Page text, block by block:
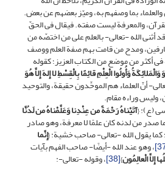
بما وصفهم به، ومیّز بعضهم عن بعض.
والمعرفة لیست صفته. فیقال فی الحقّ
أثنى الله -تعالى- بالعلم على من اختصّه من
ومدح من قامت بهم صفة العلم ووصف
أکثر من موضع من الکتاب العزیز؛ کقوله
وَأُولُوا الْعِلْمِ قائِمًا بِالْقِسْطِ لا إِلهَ إِلاَّ هُوَ
أنّ العلماء هم الموحِّدون حقیقة، والتوحید
ولیس وراءه مقام.
(ع): {آتَیْناهُ رَحْمَةً من عِنْدِنا وَعَلَّمْناهُ من لَدُنَّا
صدر من لدنه کان علمًا لا معرفة، وهو صادر
کما یقول الله -تعالى- صاحب خشیة: {إِنَّما
، وهو عند الله -أیضًا- صاحب الفهم بآیات
إِلاَّ الْعالِمُون}
[38] ، وقوله -تعالى-: